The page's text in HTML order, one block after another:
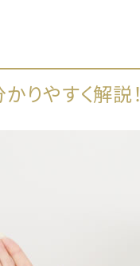
りやすく解説！